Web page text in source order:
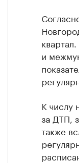
и
К числу
за ДТП,
также